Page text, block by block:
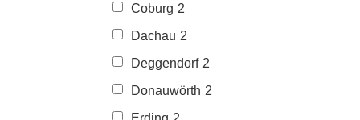
Coburg 2
Dachau 2
Deggendorf 2
Donauwörth 2